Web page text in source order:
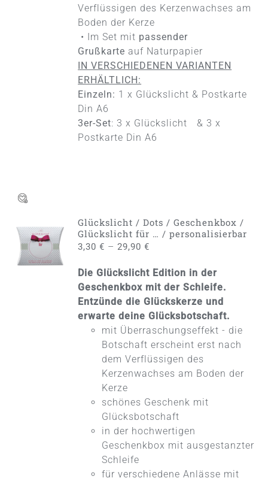
Verflüssigen des Kerzenwachses am
Boden der Kerze
• Im Set mit passender
Grußkarte auf Naturpapier
IN VERSCHIEDENEN VARIANTEN
ERHÄLTLICH:
Einzeln: 1 x Glückslicht & Postkarte
Din A6
3er-Set: 3 x Glückslicht & 3 x
Postkarte Din A6
AUSFÜHRUNG
WÄHLEN
DIESES
PRODUKT
MEHRERE
VARIANTEN
PRODUKTSEITE
DETAILS
Glückslicht / Dots / Geschenkbox /
Glückslicht für … / personalisierbar
3,30€ –29,90€
Die Glückslicht Edition in der
Geschenkbox mit der Schleife.
Entzünde die Glückskerze und
erwarte deine Glücksbotschaft.
mit Überraschungseffekt - die
Botschaft erscheint erst nach
dem Verflüssigen des
Kerzenwachses am Boden der
Kerze
schönes Geschenk mit
Glücksbotschaft
in der hochwertigen
Geschenkbox mit ausgestanzter
Schleife
für verschiedene Anlässe mit